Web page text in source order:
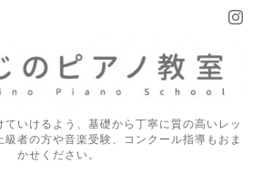
ていけるよう、基礎から丁寧に質の高いレッ
級者の方や音楽受験、コンクール指導もおま
かせください。